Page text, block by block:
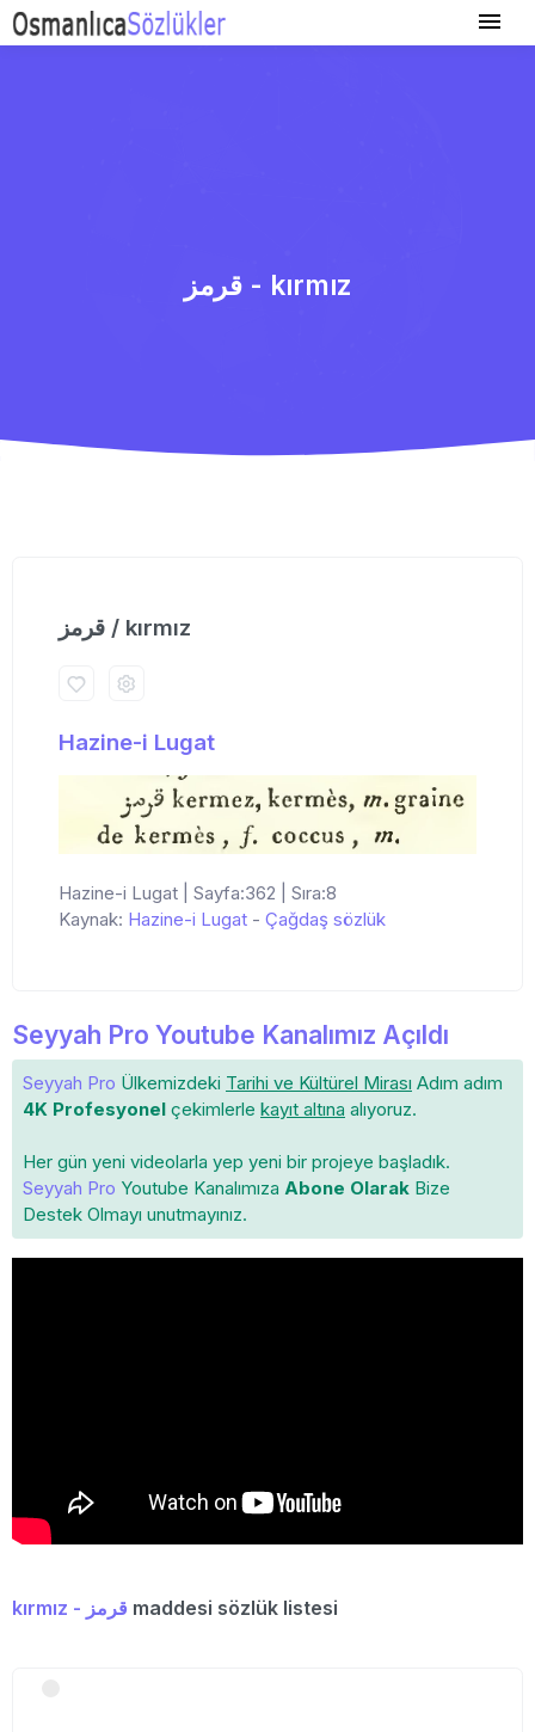
قرمز - kırmız
قرمز / kırmız
Hazine-i Lugat
Hazine-i Lugat | Sayfa:362 | Sıra:8
Kaynak: Hazine-i Lugat - Çağdaş sözlük
Seyyah Pro Youtube Kanalımız Açıldı
Seyyah Pro Ülkemizdeki Tarihi ve Kültürel Mirası Adım adım
4K Profesyonel çekimlerle kayıt altına alıyoruz.
Her gün yeni videolarla yep yeni bir projeye başladık.
Seyyah Pro Youtube Kanalımıza Abone Olarak Bize
Destek Olmayı unutmayınız.
kırmız - قرمز maddesi sözlük listesi